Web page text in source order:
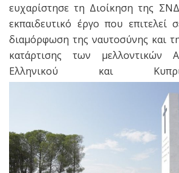
ευχαρίστησε τη Διοίκηση της
εκπαιδευτικό έργο που επιτελεί
διαμόρφωση της ναυτοσύνης και
κατάρτισης των μελλοντικών
Ελληνικού και